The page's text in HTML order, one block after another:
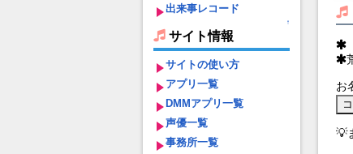
出来事レコード
↑
サイト情報
サイトの使い方
アプリ一覧
DMMアプリ一覧
声優一覧
事務所一覧
お
💡